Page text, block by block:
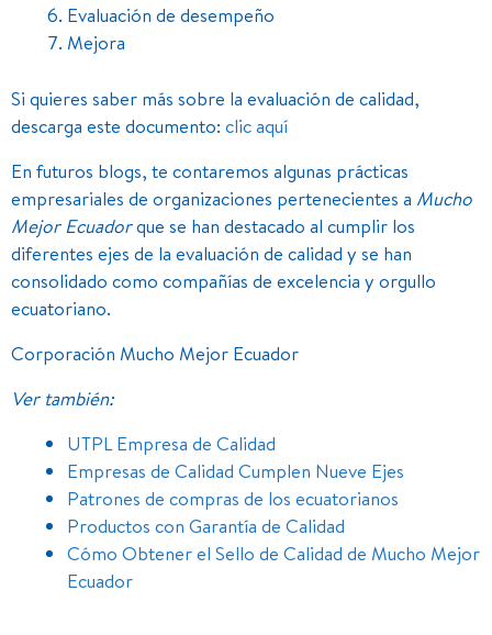
Evaluación de desempeño
Mejora
Si quieres saber más sobre la evaluación de calidad,
descarga este documento: clic aquí
En futuros blogs, te contaremos algunas prácticas
empresariales de organizaciones pertenecientes a Mucho
Mejor Ecuadorque se han destacado al cumplir los
diferentes ejes de la evaluación de calidad y se han
consolidado como compañías de excelencia y orgullo
ecuatoriano.
Corporación Mucho Mejor Ecuador
Ver también:
UTPL Empresa de Calidad
Empresas de Calidad Cumplen Nueve Ejes
Patrones de compras de los ecuatorianos
Productos con Garantía de Calidad
Cómo Obtener el Sello de Calidad de Mucho Mejor
Ecuador